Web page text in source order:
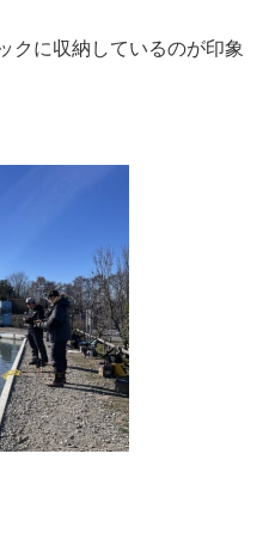
クに収納しているのが印象